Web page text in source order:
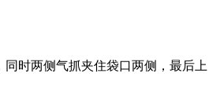
时两侧气抓夹住袋口两侧，最后上